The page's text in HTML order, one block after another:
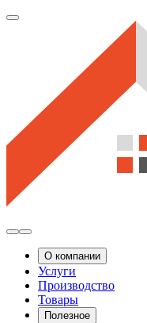
О компании
Услуги
Производство
Товары
Полезное